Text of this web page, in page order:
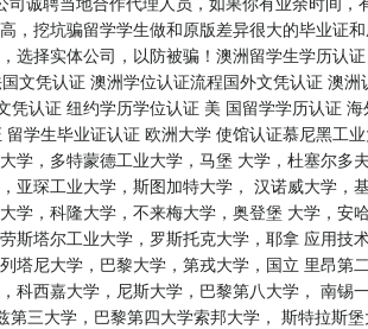
诚聘当地合作代理人员，如果你有业余时间
挖坑骗留学学生做和原版差异很大的毕业证
择实体公司，以防被骗！澳洲留学生学历认
文凭认证 澳洲学位认证流程国外文凭认证 澳
认证 纽约学历学位认证 美 国留学学历认证
学生毕业证认证 欧洲大学 使馆认证慕尼黑工
学，多特蒙德工业大学，马堡 大学，杜塞尔多
琛工业大学，斯图加特大学， 汉诺威大学，
，科隆大学，不来梅大学，奥登堡 大学，安
塔尔工业大学，罗斯托克大学，耶拿 应用技
尼大学，巴黎大学，第戎大学，国立 里昂第
西嘉大学，尼斯大学，巴黎第八大学， 南锡
三大学，巴黎第四大学索邦大学， 斯特拉斯